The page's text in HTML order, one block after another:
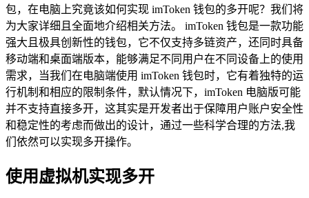
包，在电脑上究竟该如何实现 imToken 钱包的多开呢？我们将
为大家详细且全面地介绍相关方法。 imToken 钱包是一款功能
强大且极具创新性的钱包，它不仅支持多链资产，还同时具备
移动端和桌面端版本，能够满足不同用户在不同设备上的使用
需求，当我们在电脑端使用 imToken 钱包时，它有着独特的运
行机制和相应的限制条件，默认情况下，imToken 电脑版可能
并不支持直接多开，这其实是开发者出于保障用户账户安全性
和稳定性的考虑而做出的设计，通过一些科学合理的方法,我
们依然可以实现多开操作。
使用虚拟机实现多开